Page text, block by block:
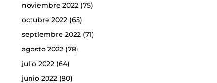
noviembre 2022(75)
octubre 2022(65)
septiembre 2022(71)
agosto 2022(78)
julio 2022(64)
junio 2022(80)